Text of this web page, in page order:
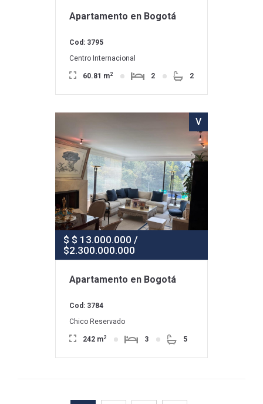
Apartamento en Bogotá
Cod: 3795
Centro Internacional
60.81 m2 2 2
V
$ $ 13.000.000 /
$2.300.000.000
Apartamento en Bogotá
Cod: 3784
Chico Reservado
242 m2 3 5